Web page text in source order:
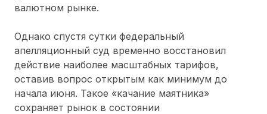
валютном рынке.
Однако спустя сутки федеральный
апелляционный суд временно восстановил
действие наиболее масштабных тарифов,
оставив вопрос открытым как минимум до
начала июня. Такое «качание маятника»
сохраняет рынок в состоянии